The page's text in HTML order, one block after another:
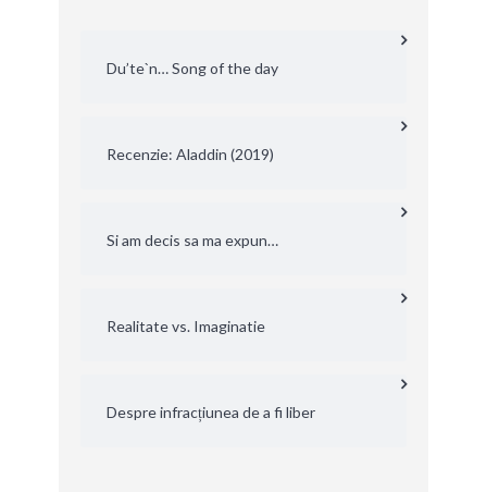
Du’te`n… Song of the day
Recenzie: Aladdin (2019)
Si am decis sa ma expun…
Realitate vs. Imaginatie
Despre infracțiunea de a fi liber